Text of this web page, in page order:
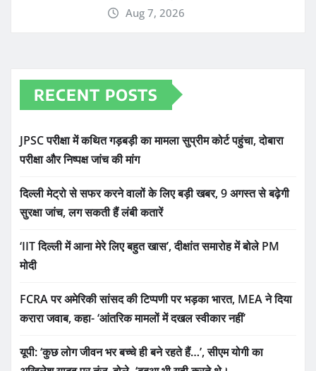
Aug 7, 2026
RECENT POSTS
JPSC परीक्षा में कथित गड़बड़ी का मामला सुप्रीम कोर्ट पहुंचा, दोबारा
परीक्षा और निष्पक्ष जांच की मांग
दिल्ली मेट्रो से सफर करने वालों के लिए बड़ी खबर, 9 अगस्त से बढ़ेगी
सुरक्षा जांच, लग सकती हैं लंबी कतारें
‘IIT दिल्ली में आना मेरे लिए बहुत खास’, दीक्षांत समारोह में बोले PM
मोदी
FCRA पर अमेरिकी सांसद की टिप्पणी पर भड़का भारत, MEA ने दिया
करारा जवाब, कहा- ‘आंतरिक मामलों में दखल स्वीकार नहीं’
यूपी: ‘कुछ लोग जीवन भर बच्चे ही बने रहते हैं…’, सीएम योगी का